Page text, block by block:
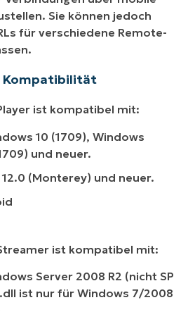
Sie können jedoch
für verschiedene Remote-
Kompatibilität
ist kompatibel mit:
10 (1709), Windows
und neuer.
(Monterey) und neuer.
ist kompatibel mit:
Server 2008 R2 (nicht SP
ist nur für Windows 7/2008